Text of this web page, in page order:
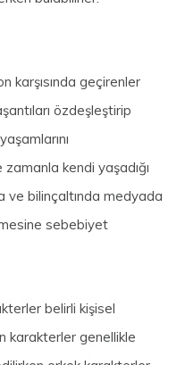
karşısında geçirenler
özdeşleştirip
kendi yaşadığı
bilinçaltında medyada
sebebiyet
belirli kişisel
karakterler genellikle